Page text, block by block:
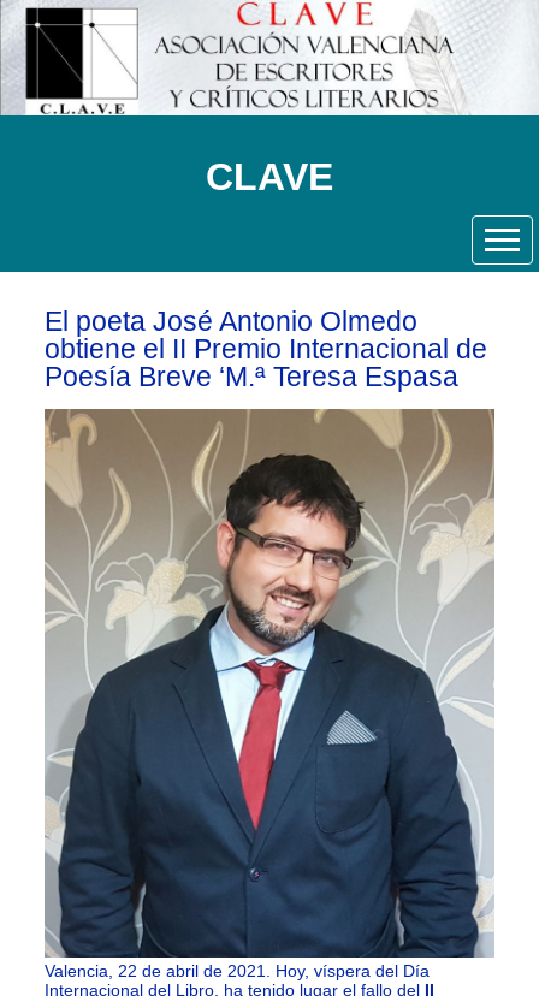
CLAVE
El poeta José Antonio Olmedo
obtiene el II Premio Internacional de
Poesía Breve ‘M.ª Teresa Espasa
Valencia, 22 de abril de 2021. Hoy, víspera del Día
Internacional del Libro, ha tenido lugar el fallo del II